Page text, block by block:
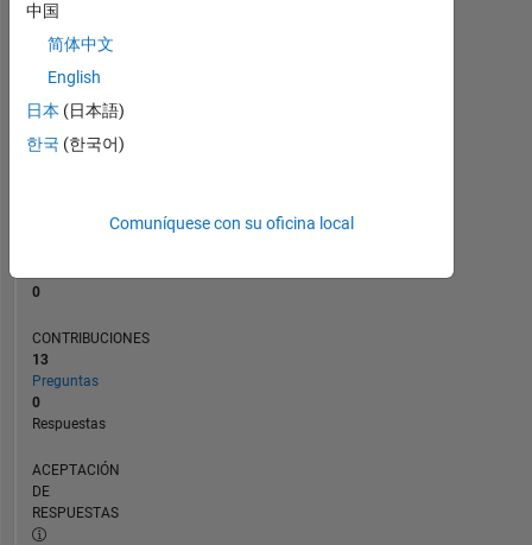
05/23
10/23
03/24
08/24
01/25
06/25
04/26
0
CONTRIBUCIONES
13
Preguntas
0
Respuestas
ACEPTACIÓN
DE
RESPUESTAS
中国
简体中文
English
日本 (日本語)
한국 (한국어)
Comuníquese con su oficina local